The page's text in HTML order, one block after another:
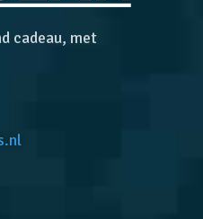
cadeau, met